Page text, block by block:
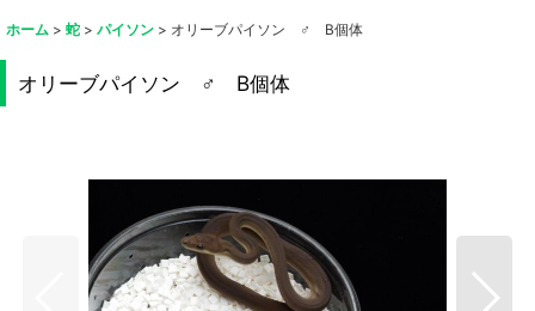
ホーム > 蛇 > パイソン > オリーブパイソン ♂ B個体
オリーブパイソン ♂ B個体